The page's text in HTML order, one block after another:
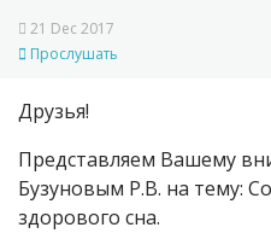
21 Dec 2017
Прослушать
Друзья!
Представляем Вашему
Бузуновым Р.В. на тему:
здорового сна.